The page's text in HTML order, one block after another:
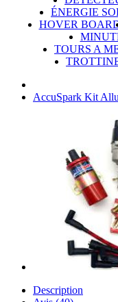
ÉNERGIE
HOVER
TOURS A
AccuSpark Kit
Description